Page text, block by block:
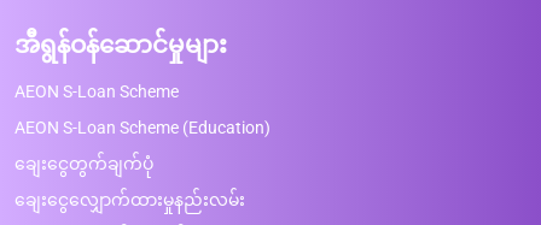
အီရွန်ဝန်ဆောင်မှုများ
AEON S-Loan Scheme
AEON S-Loan Scheme (Education)
ချေးငွေတွက်ချက်ပုံ
ချေးငွေလျှောက်ထားမှုနည်းလမ်း